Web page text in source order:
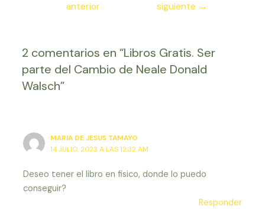
entradasanterior
siguiente →
2 comentarios en “Libros Gratis. Ser
parte del Cambio de Neale Donald
Walsch”
MARIA DE JESUS TAMAYO
14 JULIO, 2023 A LAS 12:32 AM
Deseo tener el libro en fisico, donde lo puedo
conseguir?
Responder